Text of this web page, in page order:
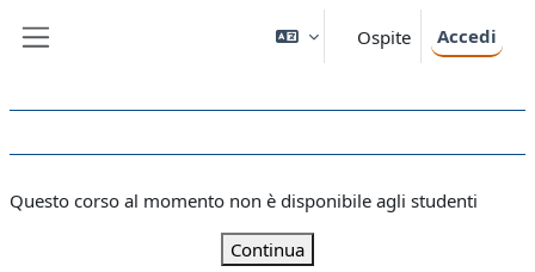
Ospite Accedi
Questo corso al momento non è disponibile agli studenti
Continua